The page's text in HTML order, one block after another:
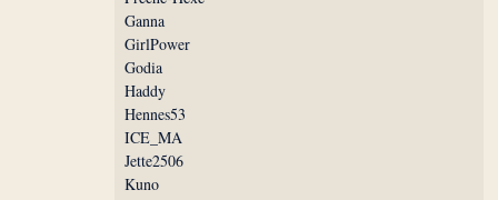
Ganna
GirlPower
Godia
Haddy
Hennes53
ICE_MA
Jette2506
Kuno